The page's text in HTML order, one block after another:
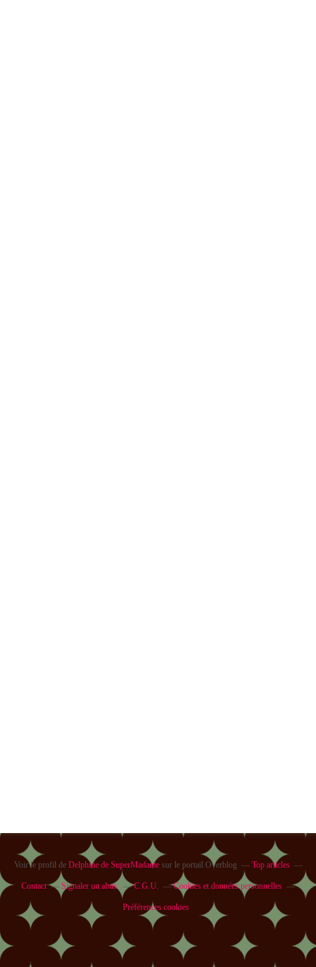
Voir le profil de Delphine de SuperMadamesur le portail Overblog Top articles
Contact Signaler un abus C.G.U. Cookies et données personnelles
Préférences cookies